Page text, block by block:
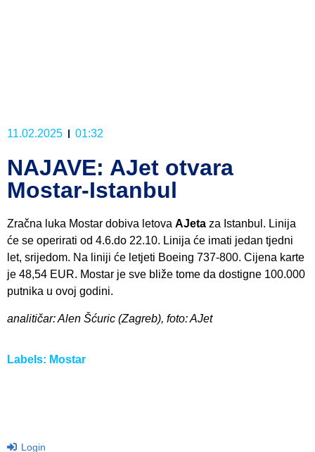
11.02.2025 01:32
NAJAVE: AJet otvara
Mostar-Istanbul
Zračna luka Mostar dobiva letova AJeta za Istanbul. Linija
će se operirati od 4.6.do 22.10. Linija će imati jedan tjedni
let, srijedom. Na liniji će letjeti Boeing 737-800. Cijena karte
je 48,54 EUR. Mostar je sve bliže tome da dostigne 100.000
putnika u ovoj godini.
analitičar: Alen Šćuric (Zagreb), foto: AJet
Labels: Mostar
Login